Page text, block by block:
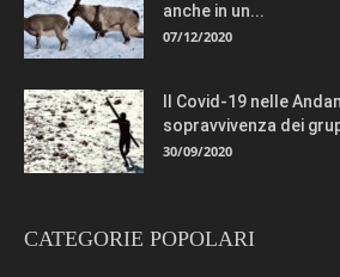
anche in un...
07/12/2020
Il Covid-19 nelle
sopravvivenza dei
30/09/2020
CATEGORIE POPOLARI